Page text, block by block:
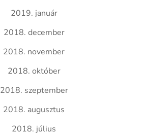
2019. január
2018. december
2018. november
2018. október
2018. szeptember
2018. augusztus
2018. július